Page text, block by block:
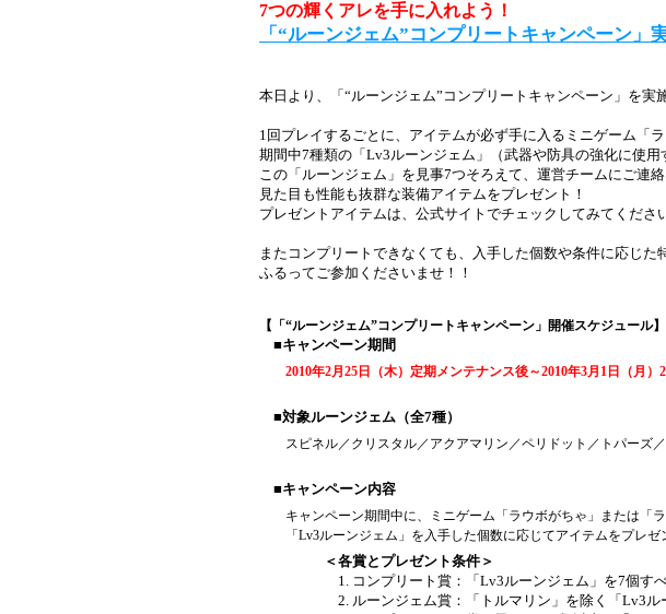
7つの輝くアレを手に入れよう！
「“ルーンジェム”コンプリートキャンペーン」
本日より、「“ルーンジェム”コンプリートキャンペーン」を実
1回プレイするごとに、アイテムが必ず手に入るミニゲーム「ラ
期間中7種類の「Lv3ルーンジェム」（武器や防具の強化に使用
この「ルーンジェム」を見事7つそろえて、運営チームにご連絡
見た目も性能も抜群な装備アイテムをプレゼント！
プレゼントアイテムは、公式サイトでチェックしてみてくださ
またコンプリートできなくても、入手した個数や条件に応じた
ふるってご参加くださいませ！！
【「“ルーンジェム”コンプリートキャンペーン」開催スケジュール】
■キャンペーン期間
2010年2月25日（木）定期メンテナンス後～2010年3月1日（月）
■対象ルーンジェム（全7種）
スピネル／クリスタル／アクアマリン／ペリドット／トパーズ
■キャンペーン内容
キャンペーン期間中に、ミニゲーム「ラウボがちゃ」または「
「Lv3ルーンジェム」を入手した個数に応じてアイテムをプレゼ
＜各賞とプレゼント条件＞
コンプリート賞：「Lv3ルーンジェム」を7個す
ルーンジェム賞：「トルマリン」を除く「Lv3